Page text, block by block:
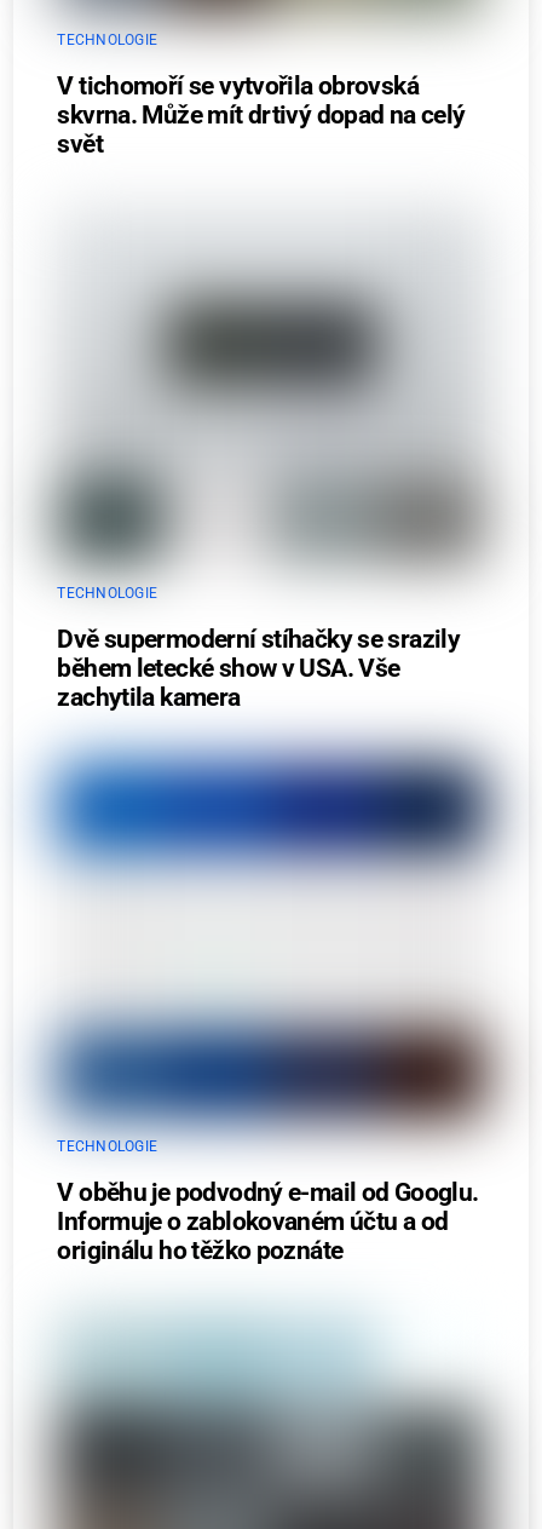
TECHNOLOGIE
V tichomoří se vytvořila obrovská
skvrna. Může mít drtivý dopad na celý
svět
TECHNOLOGIE
Dvě supermoderní stíhačky se srazily
během letecké show v USA. Vše
zachytila kamera
TECHNOLOGIE
V oběhu je podvodný e-mail od Googlu.
Informuje o zablokovaném účtu a od
originálu ho těžko poznáte